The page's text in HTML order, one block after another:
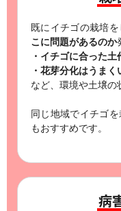
既にイチゴの栽培
こに問題があるのか
・イチゴに合った
・花芽分化はうま
など、環境や土壌の
同じ地域でイチゴ
もおすすめです。
病